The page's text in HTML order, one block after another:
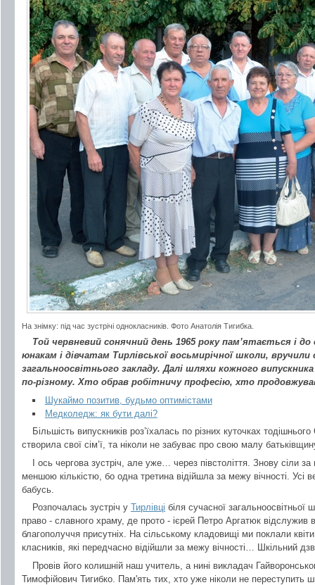
На знімку: під час зустрічі однокласників. Фото Анатолія Тигибка.
Той червневий сонячний день 1965 року пам’ятається і
юнакам і дівчатам Тирлівської восьмирічної школи, вручили
загальноосвітнього закладу. Далі шляхи кожного
по-різному. Хто обрав робітничу професію, хто
Шукаймо позитив, будьмо оптимістами
Медколедж: як бути далі?
Більшість випускників роз’їхалась по різних куточках
створила свої сім’ї, та ніколи не забуває про свою малу
І ось чергова зустріч, але уже… через півстоліття. Знову сіли
меншою кількістю, бо одна третина відійшла за межу вічності. Усі
бабусь.
Розпочалась зустріч у Тирлівці біля сучасної
право - славного храму, де прото - ієрей Петро Аргатюк відслужив
благополуччя присутніх. На сільському кладовищі ми поклали
класників, які передчасно відійшли за межу вічності… Шкільний
Провів його колишній наш учитель, а нині викладач
Тимофійович Тигибко. Пам'ять тих, хто уже ніколи не переступить